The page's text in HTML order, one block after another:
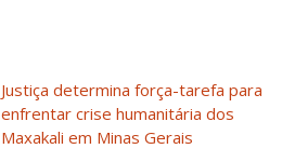
Justiça determina força-tarefa para
enfrentar crise humanitária dos
Maxakali em Minas Gerais